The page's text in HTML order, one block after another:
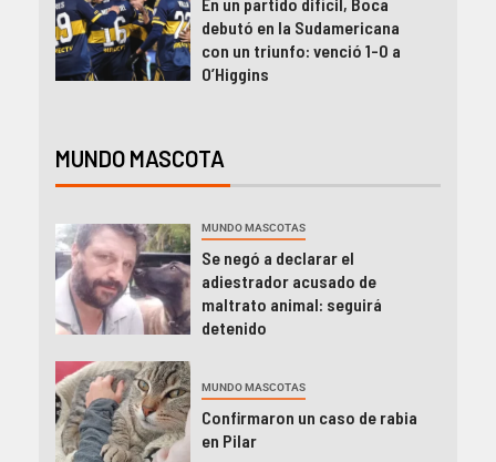
debutó en la Sudamericana
con un triunfo: venció 1-0 a
O’Higgins
MUNDO MASCOTA
MUNDO MASCOTAS
Se negó a declarar el
adiestrador acusado de
maltrato animal: seguirá
detenido
MUNDO MASCOTAS
Confirmaron un caso de rabia
en Pilar